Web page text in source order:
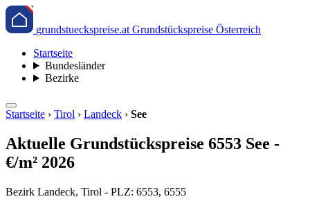
grundstueckspreise.at Grundstückspreise Österreich
Startseite
Bundesländer
Bezirke
Startseite › Tirol › Landeck › See
Aktuelle Grundstückspreise 6553 See -
€/m² 2026
Bezirk Landeck, Tirol - PLZ: 6553, 6555